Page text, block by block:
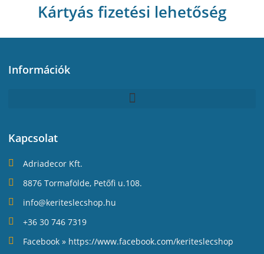
Kártyás fizetési lehetőség
Információk
Kapcsolat
Adriadecor Kft.
8876 Tormafölde, Petőfi u.108.
info@keriteslecshop.hu
+36 30 746 7319
Facebook » https://www.facebook.com/keriteslecshop